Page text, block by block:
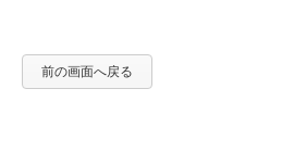
前の画面へ戻る